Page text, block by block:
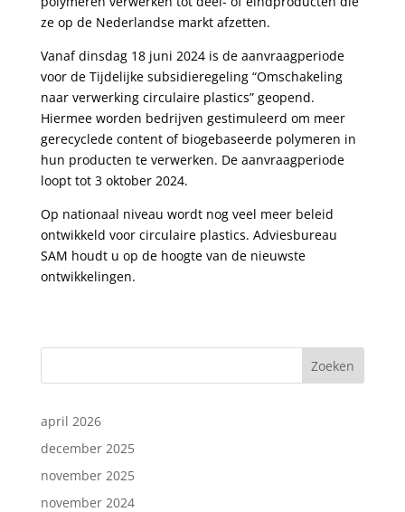
ze op de Nederlandse markt afzetten.
Vanaf dinsdag 18 juni 2024 is de aanvraagperiode
voor de Tijdelijke subsidieregeling “Omschakeling
naar verwerking circulaire plastics” geopend.
Hiermee worden bedrijven gestimuleerd om meer
gerecyclede content of biogebaseerde polymeren in
hun producten te verwerken. De aanvraagperiode
loopt tot 3 oktober 2024.
Op nationaal niveau wordt nog veel meer beleid
ontwikkeld voor circulaire plastics. Adviesbureau
SAM houdt u op de hoogte van de nieuwste
ontwikkelingen.
Zoeken
april 2026
december 2025
november 2025
november 2024